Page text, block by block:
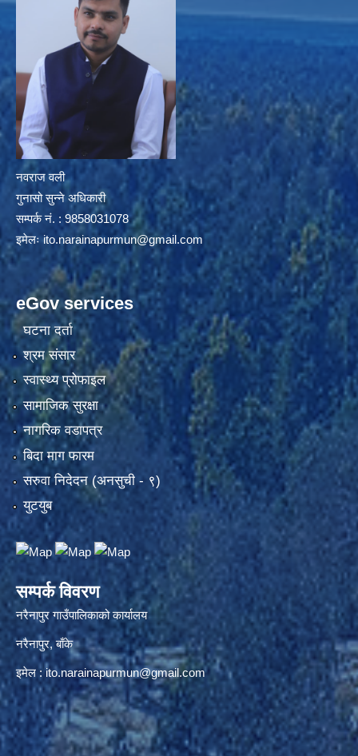
नवराज वली
गुनासो सुन्ने अधिकारी
सम्पर्क नं. : 9858031078
इमेलःito.narainapurmun@gmail.com
eGov services
घटना दर्ता
श्रम संसार
स्वास्थ्य प्रोफाइल
सामाजिक सुरक्षा
नागरिक वडापत्र
बिदा माग फारम
सरुवा निदेदन (अनसुची - ९)
युटयुब
सम्पर्क विवरण
नरैनापुर गाउँपालिकाको कार्यालय
नरैनापुर, बाँके
इमेल :ito.narainapurmun@gmail.com